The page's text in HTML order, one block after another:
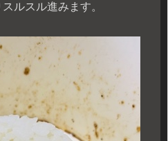
ルスル進みます。